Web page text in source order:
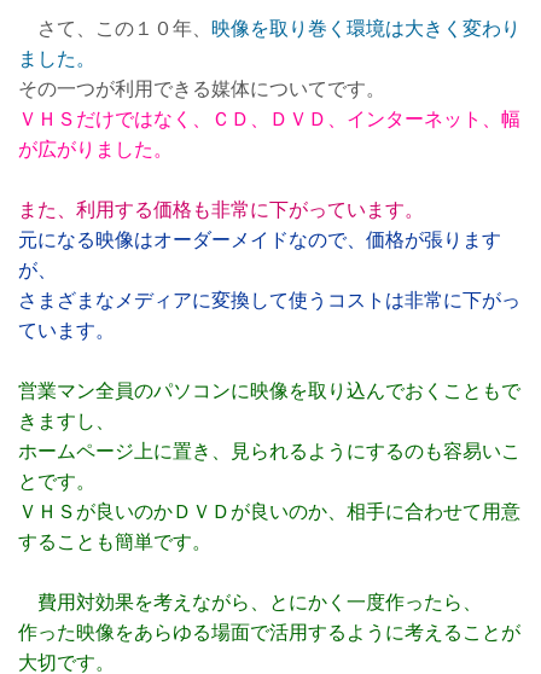
さて、この１０年、 映像を取り巻く環境は大きく変わり
ました。
その一つが利用できる媒体についてです。
ＶＨＳだけではなく、ＣＤ、ＤＶＤ、インターネット、幅
が広がりました。
また、利用する価格も非常に下がっています。
元になる映像はオーダーメイドなので、価格が張ります
が、
さまざまなメディアに変換して使うコストは非常に下がっ
ています。
営業マン全員のパソコンに映像を取り込んでおくこともで
きますし、
ホームページ上に置き、見られるようにするのも容易いこ
とです。
ＶＨＳが良いのかＤＶＤが良いのか、相手に合わせて用意
することも簡単です。
費用対効果を考えながら、とにかく一度作ったら、
作った映像をあらゆる場面で活用するように考えることが
大切です。